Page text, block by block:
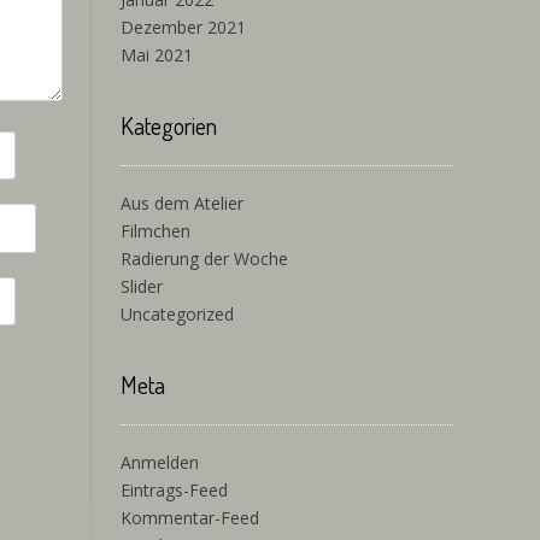
Dezember 2021
Mai 2021
Kategorien
Aus dem Atelier
Filmchen
Radierung der Woche
Slider
Uncategorized
Meta
Anmelden
Eintrags-Feed
Kommentar-Feed